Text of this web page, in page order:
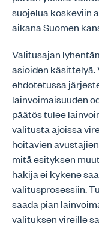
suojelua koskeviin
aikana Suomen
Valitusajan
asioiden käsittelyä.
ehdotetussa
lainvoimaisuuden
päätös tulee
valitusta ajoissa
hoitavien
mitä esityksen
hakija ei kykene
valitusprosessiin.
saada pian
valituksen vireille